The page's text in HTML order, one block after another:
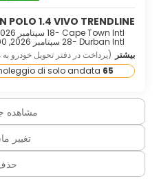
POLO 1.4 VIVO TRENDLINE
Cape Town Intl - 18 سپتامبر 2026, 22:00
Durban Intl - 28 سپتامبر 2026, 20:00
بیشتر (پرداخت در دفتر تحویل خودرو
di solo andata 65 €
مشاهده
تغییر